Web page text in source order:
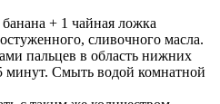
+ 1 чайная ложка
сливочного масла.
пальцев в область нижних
минут. Смыть водой комнатной